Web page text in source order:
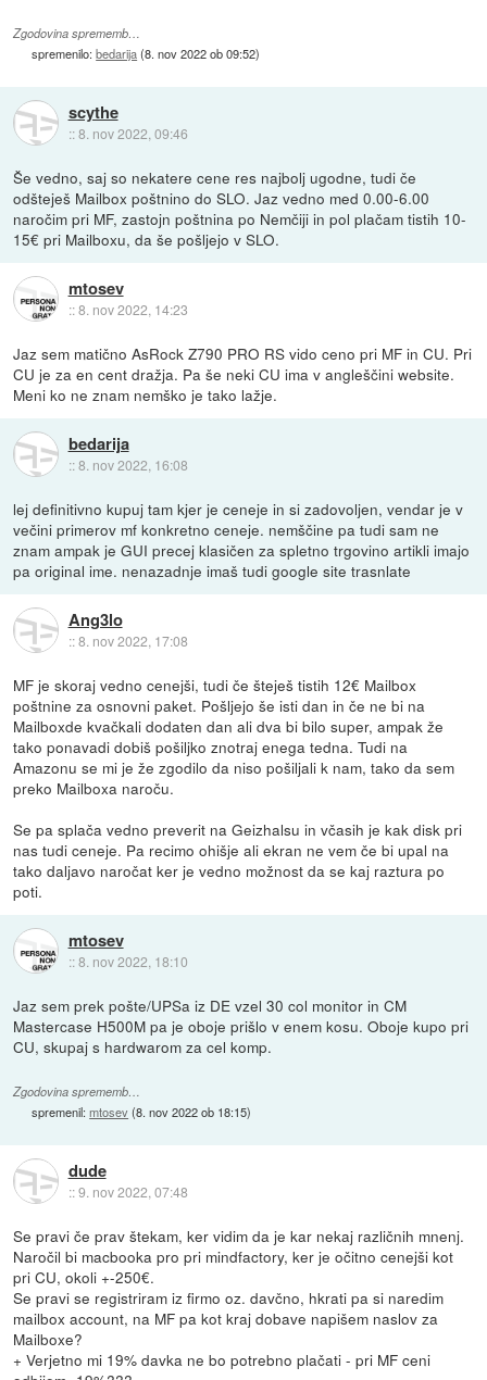
Zgodovina sprememb…
spremenilo:bedarija(8. nov 2022 ob 09:52)
scythe
::8. nov 2022, 09:46
Še vedno, saj so nekatere cene res najbolj ugodne, tudi če
odšteješ Mailbox poštnino do SLO. Jaz vedno med 0.00-6.00
naročim pri MF, zastojn poštnina po Nemčiji in pol plačam tistih 10-
15€ pri Mailboxu, da še pošljejo v SLO.
mtosev
::8. nov 2022, 14:23
Jaz sem matično AsRock Z790 PRO RS vido ceno pri MF in CU. Pri
CU je za en cent dražja. Pa še neki CU ima v angleščini website.
Meni ko ne znam nemško je tako lažje.
bedarija
::8. nov 2022, 16:08
lej definitivno kupuj tam kjer je ceneje in si zadovoljen, vendar je v
večini primerov mf konkretno ceneje. nemščine pa tudi sam ne
znam ampak je GUI precej klasičen za spletno trgovino artikli imajo
pa original ime. nenazadnje imaš tudi google site trasnlate
Ang3lo
::8. nov 2022, 17:08
MF je skoraj vedno cenejši, tudi če šteješ tistih 12€ Mailbox
poštnine za osnovni paket. Pošljejo še isti dan in če ne bi na
Mailboxde kvačkali dodaten dan ali dva bi bilo super, ampak že
tako ponavadi dobiš pošiljko znotraj enega tedna. Tudi na
Amazonu se mi je že zgodilo da niso pošiljali k nam, tako da sem
preko Mailboxa naroču.
Se pa splača vedno preverit na Geizhalsu in včasih je kak disk pri
nas tudi ceneje. Pa recimo ohišje ali ekran ne vem če bi upal na
tako daljavo naročat ker je vedno možnost da se kaj raztura po
poti.
mtosev
::8. nov 2022, 18:10
Jaz sem prek pošte/UPSa iz DE vzel 30 col monitor in CM
Mastercase H500M pa je oboje prišlo v enem kosu. Oboje kupo pri
CU, skupaj s hardwarom za cel komp.
Zgodovina sprememb…
spremenil:mtosev(8. nov 2022 ob 18:15)
dude
::9. nov 2022, 07:48
Se pravi če prav štekam, ker vidim da je kar nekaj različnih mnenj.
Naročil bi macbooka pro pri mindfactory, ker je očitno cenejši kot
pri CU, okoli +-250€.
Se pravi se registriram iz firmo oz. davčno, hkrati pa si naredim
mailbox account, na MF pa kot kraj dobave napišem naslov za
Mailboxe?
+ Verjetno mi 19% davka ne bo potrebno plačati - pri MF ceni